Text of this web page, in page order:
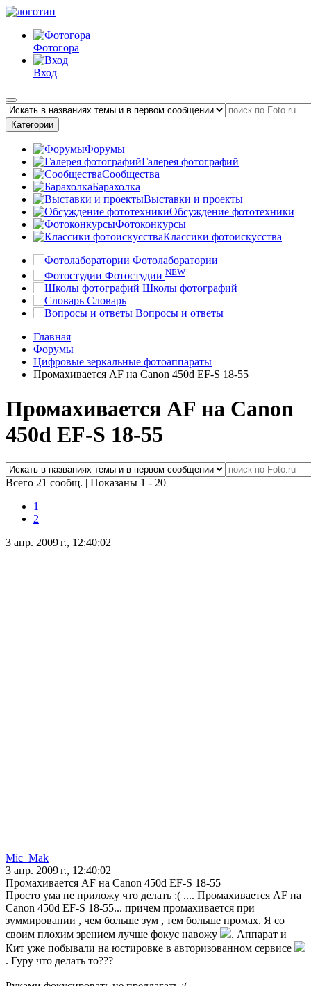
Фотогора
Вход
Категории
Форумы
Галерея фотографий
Сообщества
Барахолка
Выставки и проекты
Обсуждение фототехники
Фотоконкурсы
Классики фотоискусства
Фотолаборатории
Фотостудии NEW
Школы фотографий
Словарь
Вопросы и ответы
Главная
Форумы
Цифровые зеркальные фотоаппараты
Промахивается AF на Canon 450d EF-S 18-55
Промахивается AF на Canon
450d EF-S 18-55
Всего 21 сообщ. | Показаны 1 - 20
1
2
3 апр. 2009 г., 12:40:02
Mic_Mak
3 апр. 2009 г., 12:40:02
Промахивается AF на Canon 450d EF-S 18-55
Просто ума не приложу что делать :( .... Промахивается AF на
Canon 450d EF-S 18-55... причем промахивается при
зуммировании , чем больше зум , тем больше промах. Я со
своим плохим зрением лучше фокус навожу
. Аппарат и
Кит уже побывали на юстировке в авторизованном сервисе
. Гуру что делать то???